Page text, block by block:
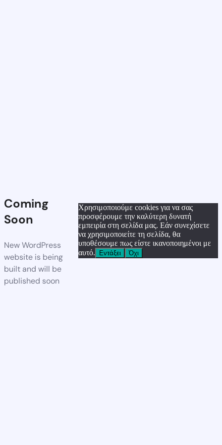
Coming
Soon
New WordPress
website is being
built and will be
published soon
Χρησιμοποιούμε cookies για να σας
προσφέρουμε την καλύτερη δυνατή
εμπειρία στη σελίδα μας. Εάν συνεχίσετε
να χρησιμοποιείτε τη σελίδα, θα
υποθέσουμε πως είστε ικανοποιημένοι με
αυτό.
Εντάξει Όχι